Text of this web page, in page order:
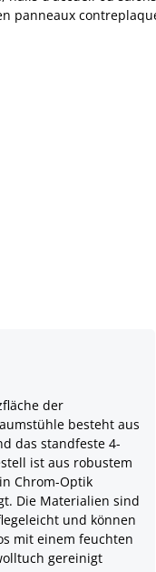
panneaux
der
besteht aus
das standfeste 4-
ist aus robustem
Chrom-Optik
Die Materialien sind
und können
mit einem feuchten
gereinigt